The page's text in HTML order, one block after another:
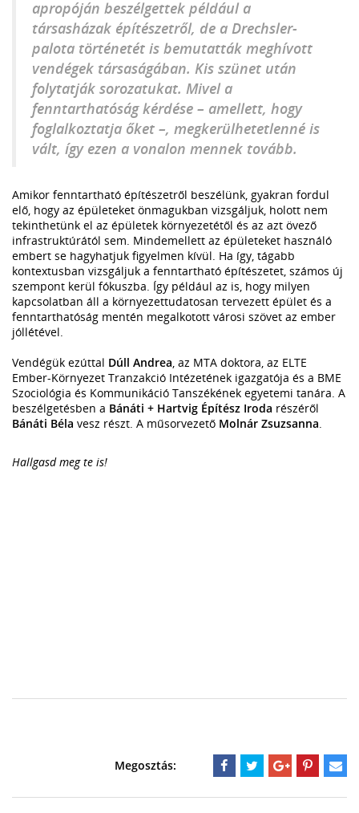
apropóján beszélgettek például a
társasházak építészetről, de a Drechsler-
palota történetét is bemutatták meghívott
vendégek társaságában. Kis szünet után
folytatják sorozatukat. Mivel a
fenntarthatóság kérdése – amellett, hogy
foglalkoztatja őket –, megkerülhetetlenné is
vált, így ezen a vonalon mennek tovább.
Amikor fenntartható építészetről beszélünk, gyakran fordul
elő, hogy az épületeket önmagukban vizsgáljuk, holott nem
tekinthetünk el az épületek környezetétől és az azt övező
infrastruktúrától sem. Mindemellett az épületeket használó
embert se hagyhatjuk figyelmen kívül. Ha így, tágabb
kontextusban vizsgáljuk a fenntartható építészetet, számos új
szempont kerül fókuszba. Így például az is, hogy milyen
kapcsolatban áll a környezettudatosan tervezett épület és a
fenntarthatóság mentén megalkotott városi szövet az ember
jóllétével.
Vendégük ezúttal Dúll Andrea, az MTA doktora, az ELTE
Ember-Környezet Tranzakció Intézetének igazgatója és a BME
Szociológia és Kommunikáció Tanszékének egyetemi tanára. A
beszélgetésben a Bánáti + Hartvig Építész Iroda részéről
Bánáti Béla vesz részt. A műsorvezető Molnár Zsuzsanna.
Hallgasd meg te is!